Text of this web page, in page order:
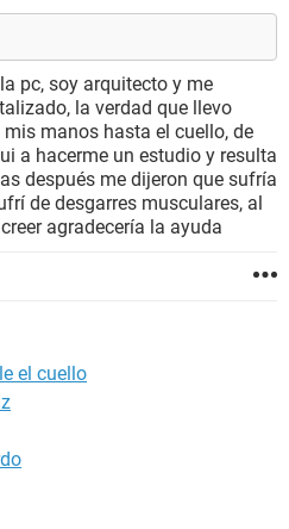
pc, soy arquitecto y me
la verdad que llevo
manos hasta el cuello, de
a hacerme un estudio y resulta
después me dijeron que sufría
de desgarres musculares, al
agradecería la ayuda
el cuello